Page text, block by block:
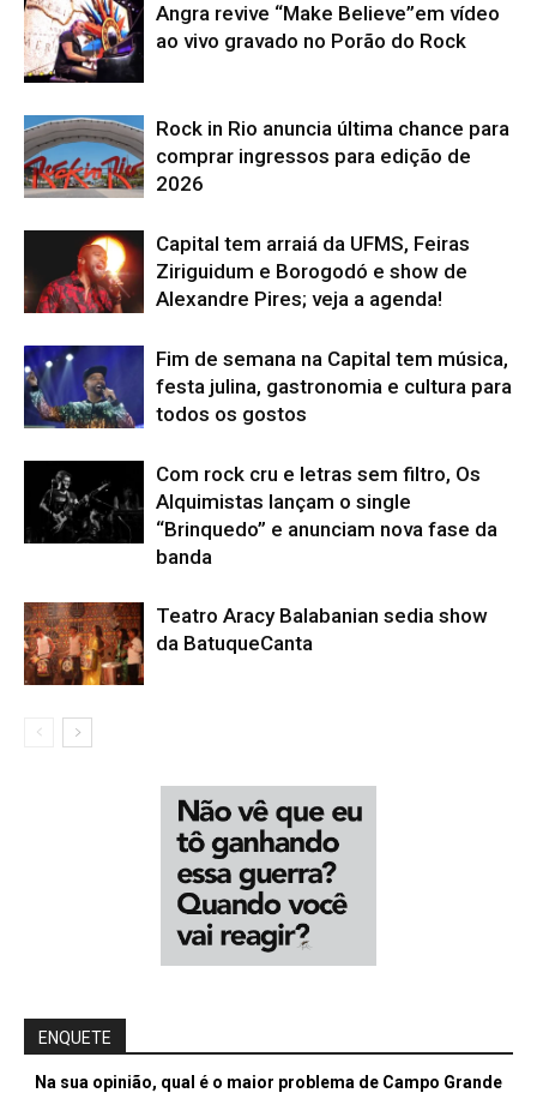
Angra revive “Make Believe”em vídeo
ao vivo gravado no Porão do Rock
Rock in Rio anuncia última chance para
comprar ingressos para edição de
2026
Capital tem arraiá da UFMS, Feiras
Ziriguidum e Borogodó e show de
Alexandre Pires; veja a agenda!
Fim de semana na Capital tem música,
festa julina, gastronomia e cultura para
todos os gostos
Com rock cru e letras sem filtro, Os
Alquimistas lançam o single
“Brinquedo” e anunciam nova fase da
banda
Teatro Aracy Balabanian sedia show
da BatuqueCanta
ENQUETE
Na sua opinião, qual é o maior problema de Campo Grande